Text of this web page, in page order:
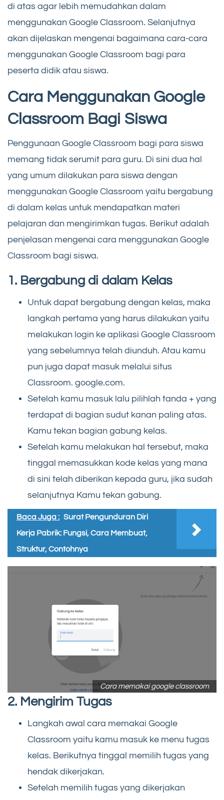
di atas agar lebih memudahkan dalam
menggunakan Google Classroom. Selanjutnya
akan dijelaskan mengenai bagaimana cara-cara
menggunakan Google Classroom bagi para
peserta didik atau siswa.
Cara Menggunakan Google
Classroom Bagi Siswa
Penggunaan Google Classroom bagi para siswa
memang tidak serumit para guru. Di sini dua hal
yang umum dilakukan para siswa dengan
menggunakan Google Classroom yaitu bergabung
di dalam kelas untuk mendapatkan materi
pelajaran dan mengirimkan tugas. Berikut adalah
penjelasan mengenai cara menggunakan Google
Classroom bagi siswa.
1. Bergabung di dalam Kelas
Untuk dapat bergabung dengan kelas, maka
langkah pertama yang harus dilakukan yaitu
melakukan login ke aplikasi Google Classroom
yang sebelumnya telah diunduh. Atau kamu
pun juga dapat masuk melalui situs
Classroom. google.com.
Setelah kamu masuk lalu pilihlah tanda + yang
terdapat di bagian sudut kanan paling atas.
Kamu tekan bagian gabung kelas.
Setelah kamu melakukan hal tersebut, maka
tinggal memasukkan kode kelas yang mana
di sini telah diberikan kepada guru, jika sudah
selanjutnya Kamu tekan gabung.
Baca Juga : Surat Pengunduran Diri
Kerja Pabrik: Fungsi, Cara Membuat,
Struktur, Contohnya
Cara memakai google classroom
2. Mengirim Tugas
Langkah awal cara memakai Google
Classroom yaitu kamu masuk ke menu tugas
kelas. Berikutnya tinggal memilih tugas yang
hendak dikerjakan.
Setelah memilih tugas yang dikerjakan